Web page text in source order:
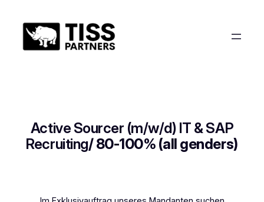
Inhalt
springen
Active Sourcer (m/w/d) IT & SAP
Recruiting/ 80-100% (all genders)